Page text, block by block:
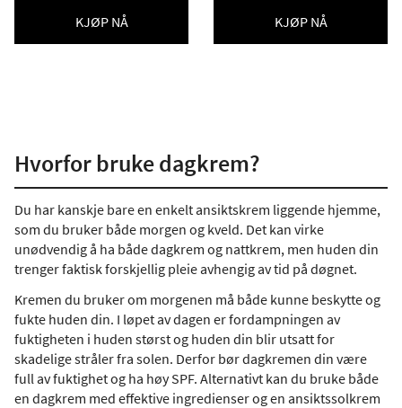
KJØP NÅ KJØP NÅ
Hvorfor bruke dagkrem?
Du har kanskje bare en enkelt ansiktskrem liggende hjemme,
som du bruker både morgen og kveld. Det kan virke
unødvendig å ha både dagkrem og nattkrem, men huden din
trenger faktisk forskjellig pleie avhengig av tid på døgnet.
Kremen du bruker om morgenen må både kunne beskytte og
fukte huden din. I løpet av dagen er fordampningen av
fuktigheten i huden størst og huden din blir utsatt for
skadelige stråler fra solen. Derfor bør dagkremen din være
full av fuktighet og ha høy SPF. Alternativt kan du bruke både
en dagkrem med effektive ingredienser og en ansiktssolkrem